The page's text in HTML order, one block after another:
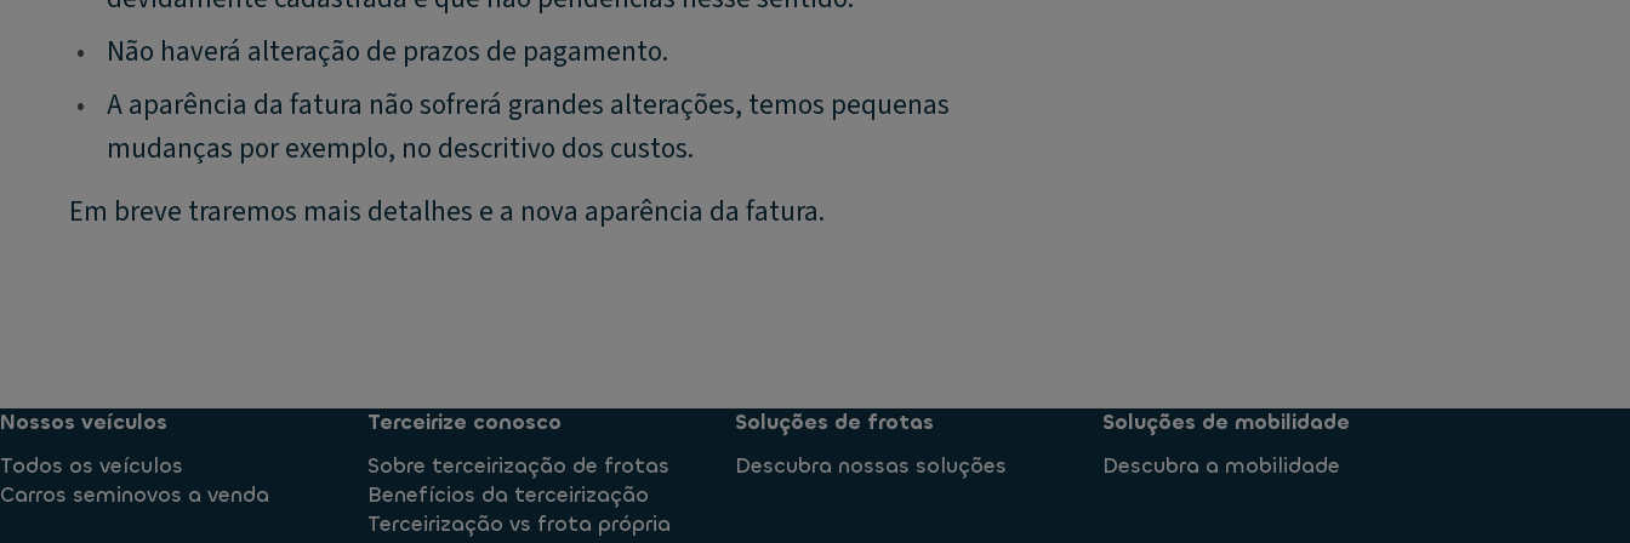
•
Não haverá alteração de prazos de pagamento.
• A aparência da fatura não sofrerá grandes alterações, temos pequenas
mudanças por exemplo, no descritivo dos custos.
Em breve traremos mais detalhes e a nova aparência da fatura.
Nossos veículos
Todos os veículos
Carros seminovos a venda
Terceirize conosco
Sobre terceirização de frotas
Benefícios da terceirização
Terceirização vs frota própria
Soluções de frotas
Descubra nossas soluções
Soluções de mobilidade
Descubra a mobilidade